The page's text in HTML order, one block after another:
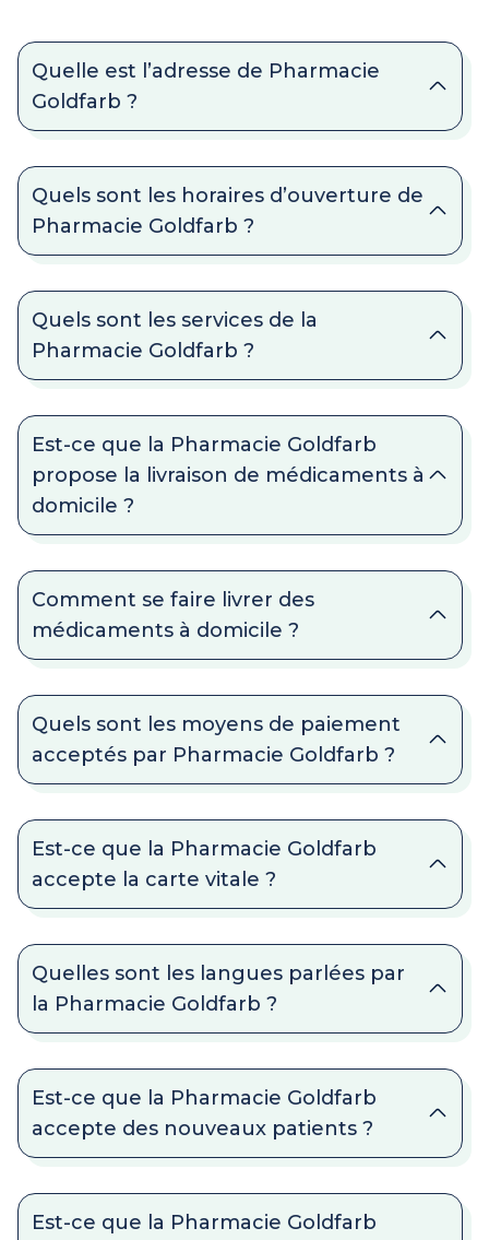
Quelle est l’adresse de Pharmacie
Goldfarb ?
Quels sont les horaires d’ouverture de
Pharmacie Goldfarb ?
Quels sont les services de la
Pharmacie Goldfarb ?
Est-ce que la Pharmacie Goldfarb
propose la livraison de médicaments à
domicile ?
Comment se faire livrer des
médicaments à domicile ?
Quels sont les moyens de paiement
acceptés par Pharmacie Goldfarb ?
Est-ce que la Pharmacie Goldfarb
accepte la carte vitale ?
Quelles sont les langues parlées par
la Pharmacie Goldfarb ?
Est-ce que la Pharmacie Goldfarb
accepte des nouveaux patients ?
Est-ce que la Pharmacie Goldfarb